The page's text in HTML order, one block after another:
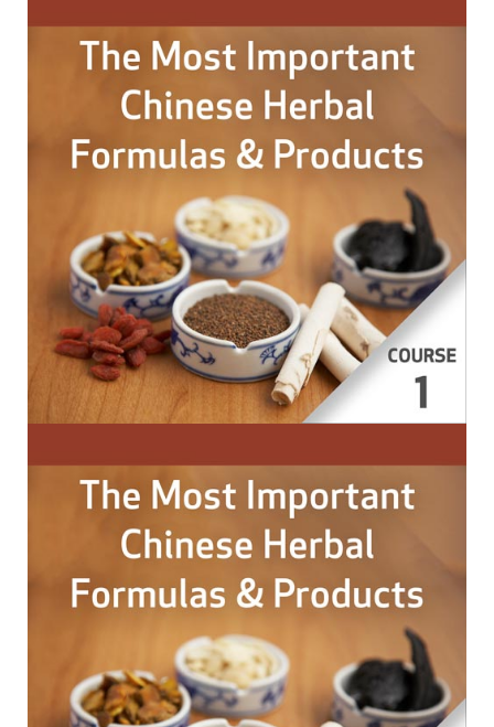
Observação
Esta gravação está disponível apenas no formato
online; você não receberá um DVD ou cópia física
da gravação – ela está disponível para você
assistir como um curso através de sua conta.